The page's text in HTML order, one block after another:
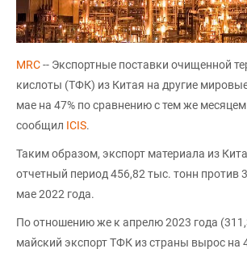
MRC-- Экспортные поставки очищенной
кислоты (ТФК) из Китая на другие
мае на 47% по сравнению с тем же
сообщил ICIS.
Таким образом, экспорт материала из
отчетный период 456,82 тыс. тонн против
мае 2022 года.
По отношению же к апрелю 2023 года
майский экспорт ТФК из страны вырос на